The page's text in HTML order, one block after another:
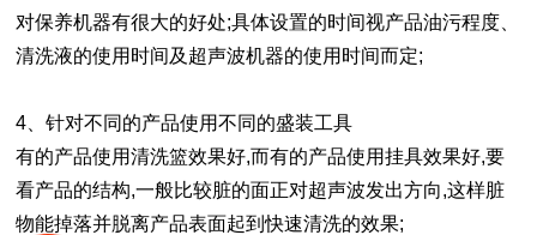
对保养机器有很大的好处;具体设置的时间视产品油污程度、
清洗液的使用时间及超声波机器的使用时间而定;
4、针对不同的产品使用不同的盛装工具
有的产品使用清洗篮效果好,而有的产品使用挂具效果好,要
看产品的结构,一般比较脏的面正对超声波发出方向,这样脏
物能掉落并脱离产品表面起到快速清洗的效果;